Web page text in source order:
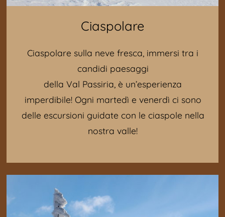
Ciaspolare
Ciaspolare sulla neve fresca, immersi tra i
candidi paesaggi
della Val Passiria, è un’esperienza
imperdibile! Ogni martedì e venerdì ci sono
delle escursioni guidate con le ciaspole nella
nostra valle!